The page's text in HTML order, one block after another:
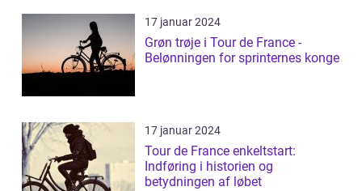
17 januar 2024
Grøn trøje i Tour de France -
Belønningen for sprinternes konge
17 januar 2024
Tour de France enkeltstart:
Indføring i historien og
betydningen af løbet